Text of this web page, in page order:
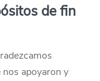
de fin
apoyaron y